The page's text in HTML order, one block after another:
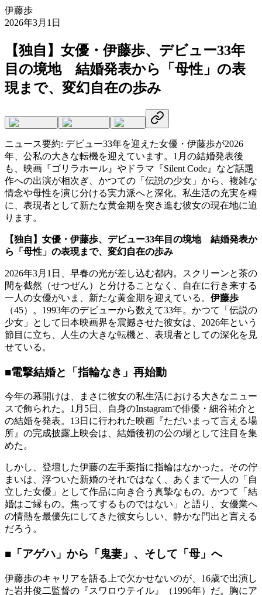
伊藤歩
2026年3月1日
【独自】女優・伊藤歩、デビュー33年
目の境地 結婚発表から「母性」の表
現まで、変幻自在の歩み
ニュース要約: デビュー33年を迎えた女優・伊藤歩が2026
年、公私の大きな転機を迎えています。1月の結婚発表後
も、映画『ゴリラホール』やドラマ『Silent Code』など話題
作への出演が相次ぎ、かつての「伝説の少女」から、複雑な
情念や母性を演じ分ける実力派へと深化。私生活の充実を糧
に、表現者として新たな黄金期を突き進む彼女の現在地に迫
ります。
【独自】女優・伊藤歩、デビュー33年目の境地 結婚発表か
ら「母性」の表現まで、変幻自在の歩み
2026年3月1日、早春の光が差し込む都内。スクリーンと茶の
間を截然（せつぜん）と分けることなく、自在に行き来する
一人の女優がいま、新たな黄金期を迎えている。 伊藤歩
（45）。1993年のデビューから数えて33年。かつて「伝説の
少女」として日本映画界を震撼させた彼女は、2026年という
節目に立ち、人生の大きな転機と、表現者としての深化を見
せている。
■電撃結婚と「指輪なき」再始動
今年の幕開けは、まさに彼女の私生活における大きなニュー
スで飾られた。1月5日、自身のInstagramで俳優・細谷祐介と
の結婚を発表。13日に行われた映画『ただいまって言える場
所』の完成披露上映会は、結婚後初の公の場として注目を集
めた。
しかし、登壇した伊藤の左手薬指に指輪はなかった。その佇
まいは、浮ついた新婚のそれではなく、あくまで一人の「自
立した女優」として作品に向き合う真摯なもの。かつて「結
婚はご縁もの。焦ってするものではない」と語り、女優業へ
の情熱を最優先にしてきた彼女らしい、静かな門出と言える
だろう。
■「アゲハ」から「鬼妻」、そして「母」へ
伊藤歩のキャリアを語る上で欠かせないのが、16歳で出演し
た岩井俊二監督の『スワロウテイル』（1996年）だ。胸にア